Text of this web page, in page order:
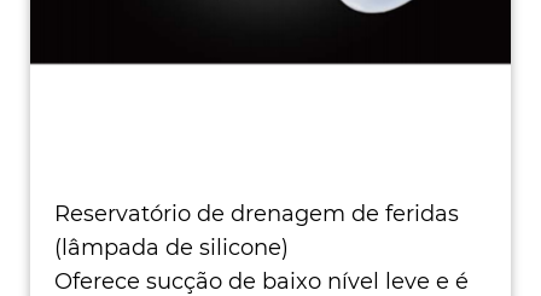
Reservatório de drenagem de feridas
(lâmpada de silicone)
Oferece sucção de baixo nível leve e é